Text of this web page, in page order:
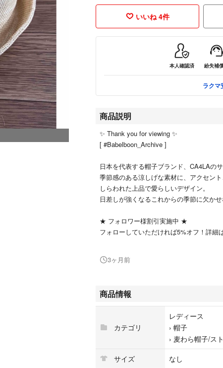
いいね 4件
本人確認済 紛失補
ラクマ
商品説明
✨ Thank you for viewing ✨
[ #Babelboon_Archive ]
日本を代表する帽子ブランド、CA4LAのサ
季節感のある涼しげな素材に、アクセン
しらわれた上品で愛らしいデザイン。
日差しが強くなるこれからの季節に欠かせ
★ フォロワー様割引実施中 ★
フォローしていただければ5%オフ！詳細
■ 商品のポイント
象を与えます。
・つばの長さも程よく、日差しをカバー
・ブリム（つば）: 5.3cm
・高さ: 約10cm
3ヶ月前
商品情報
カテゴリ
レディース
› 帽子
› 麦わら帽子/ス
サイズ
なし